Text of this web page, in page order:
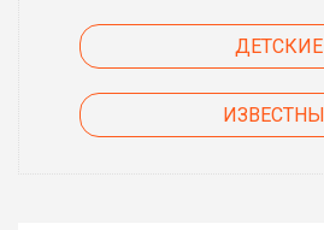
ДЕТСКИЕ